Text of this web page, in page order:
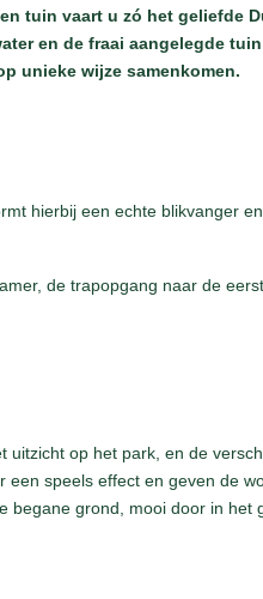
tuin vaart u zó het geliefde
en de fraai aangelegde
unieke wijze samenkomen.
hierbij een echte blikvanger
de trapopgang naar de
op het park, en de
speels effect en geven de
begane grond, mooi door in het